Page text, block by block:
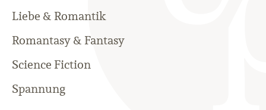
Liebe & Romantik
Romantasy & Fantasy
Science Fiction
Spannung